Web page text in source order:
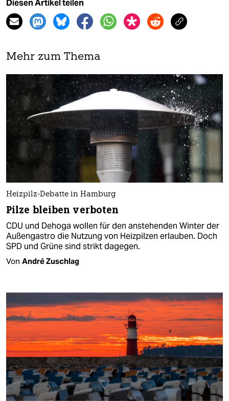
Diesen Artikel teilen
Mehr zum Thema
Heizpilz-Debatte in Hamburg
Pilze bleiben verboten
CDU und Dehoga wollen für den anstehenden Winter der
Außengastro die Nutzung von Heizpilzen erlauben. Doch
SPD und Grüne sind strikt dagegen.
Von André Zuschlag